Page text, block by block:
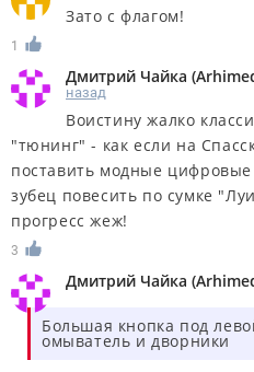
Зато с флагом!
1
Дмитрий Чайка (
назад
Воистину жалко
"тюнинг" - как если на
поставить модные
зубец повесить по сумке
прогресс жеж!
3
Дмитрий Чайка (
Большая кнопка под
омыватель и дворники